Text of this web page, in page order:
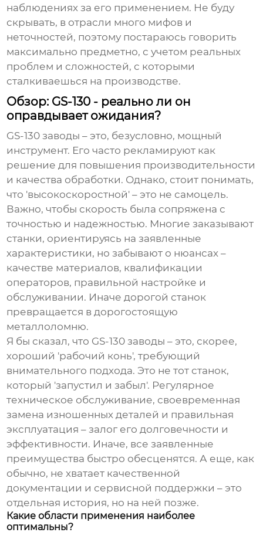
наблюдениях за его применением. Не буду
скрывать, в отрасли много мифов и
неточностей, поэтому постараюсь говорить
максимально предметно, с учетом реальных
проблем и сложностей, с которыми
сталкиваешься на производстве.
Обзор: GS-130 - реально ли он
оправдывает ожидания?
GS-130 заводы – это, безусловно, мощный
инструмент. Его часто рекламируют как
решение для повышения производительности
и качества обработки. Однако, стоит понимать,
что 'высокоскоростной' – это не самоцель.
Важно, чтобы скорость была сопряжена с
точностью и надежностью. Многие заказывают
станки, ориентируясь на заявленные
характеристики, но забывают о нюансах –
качестве материалов, квалификации
операторов, правильной настройке и
обслуживании. Иначе дорогой станок
превращается в дорогостоящую
металлоломню.
Я бы сказал, что GS-130 заводы – это, скорее,
хороший 'рабочий конь', требующий
внимательного подхода. Это не тот станок,
который 'запустил и забыл'. Регулярное
техническое обслуживание, своевременная
замена изношенных деталей и правильная
эксплуатация – залог его долговечности и
эффективности. Иначе, все заявленные
преимущества быстро обесценятся. А еще, как
обычно, не хватает качественной
документации и сервисной поддержки – это
отдельная история, но на ней позже.
Какие области применения наиболее
оптимальны?